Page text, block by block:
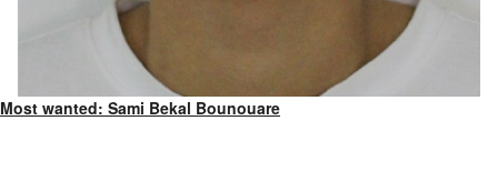
Most wanted: Sami Bekal Bounouare